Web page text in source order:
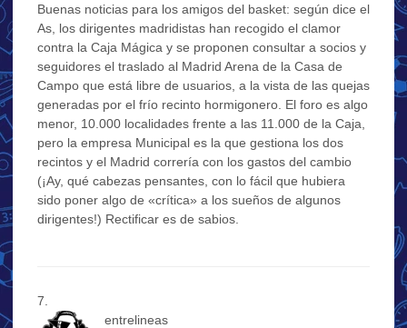
Buenas noticias para los amigos del basket: según dice el
As, los dirigentes madridistas han recogido el clamor
contra la Caja Mágica y se proponen consultar a socios y
seguidores el traslado al Madrid Arena de la Casa de
Campo que está libre de usuarios, a la vista de las quejas
generadas por el frío recinto hormigonero. El foro es algo
menor, 10.000 localidades frente a las 11.000 de la Caja,
pero la empresa Municipal es la que gestiona los dos
recintos y el Madrid correría con los gastos del cambio
(¡Ay, qué cabezas pensantes, con lo fácil que hubiera
sido poner algo de «crítica» a los sueños de algunos
dirigentes!) Rectificar es de sabios.
entrelineas